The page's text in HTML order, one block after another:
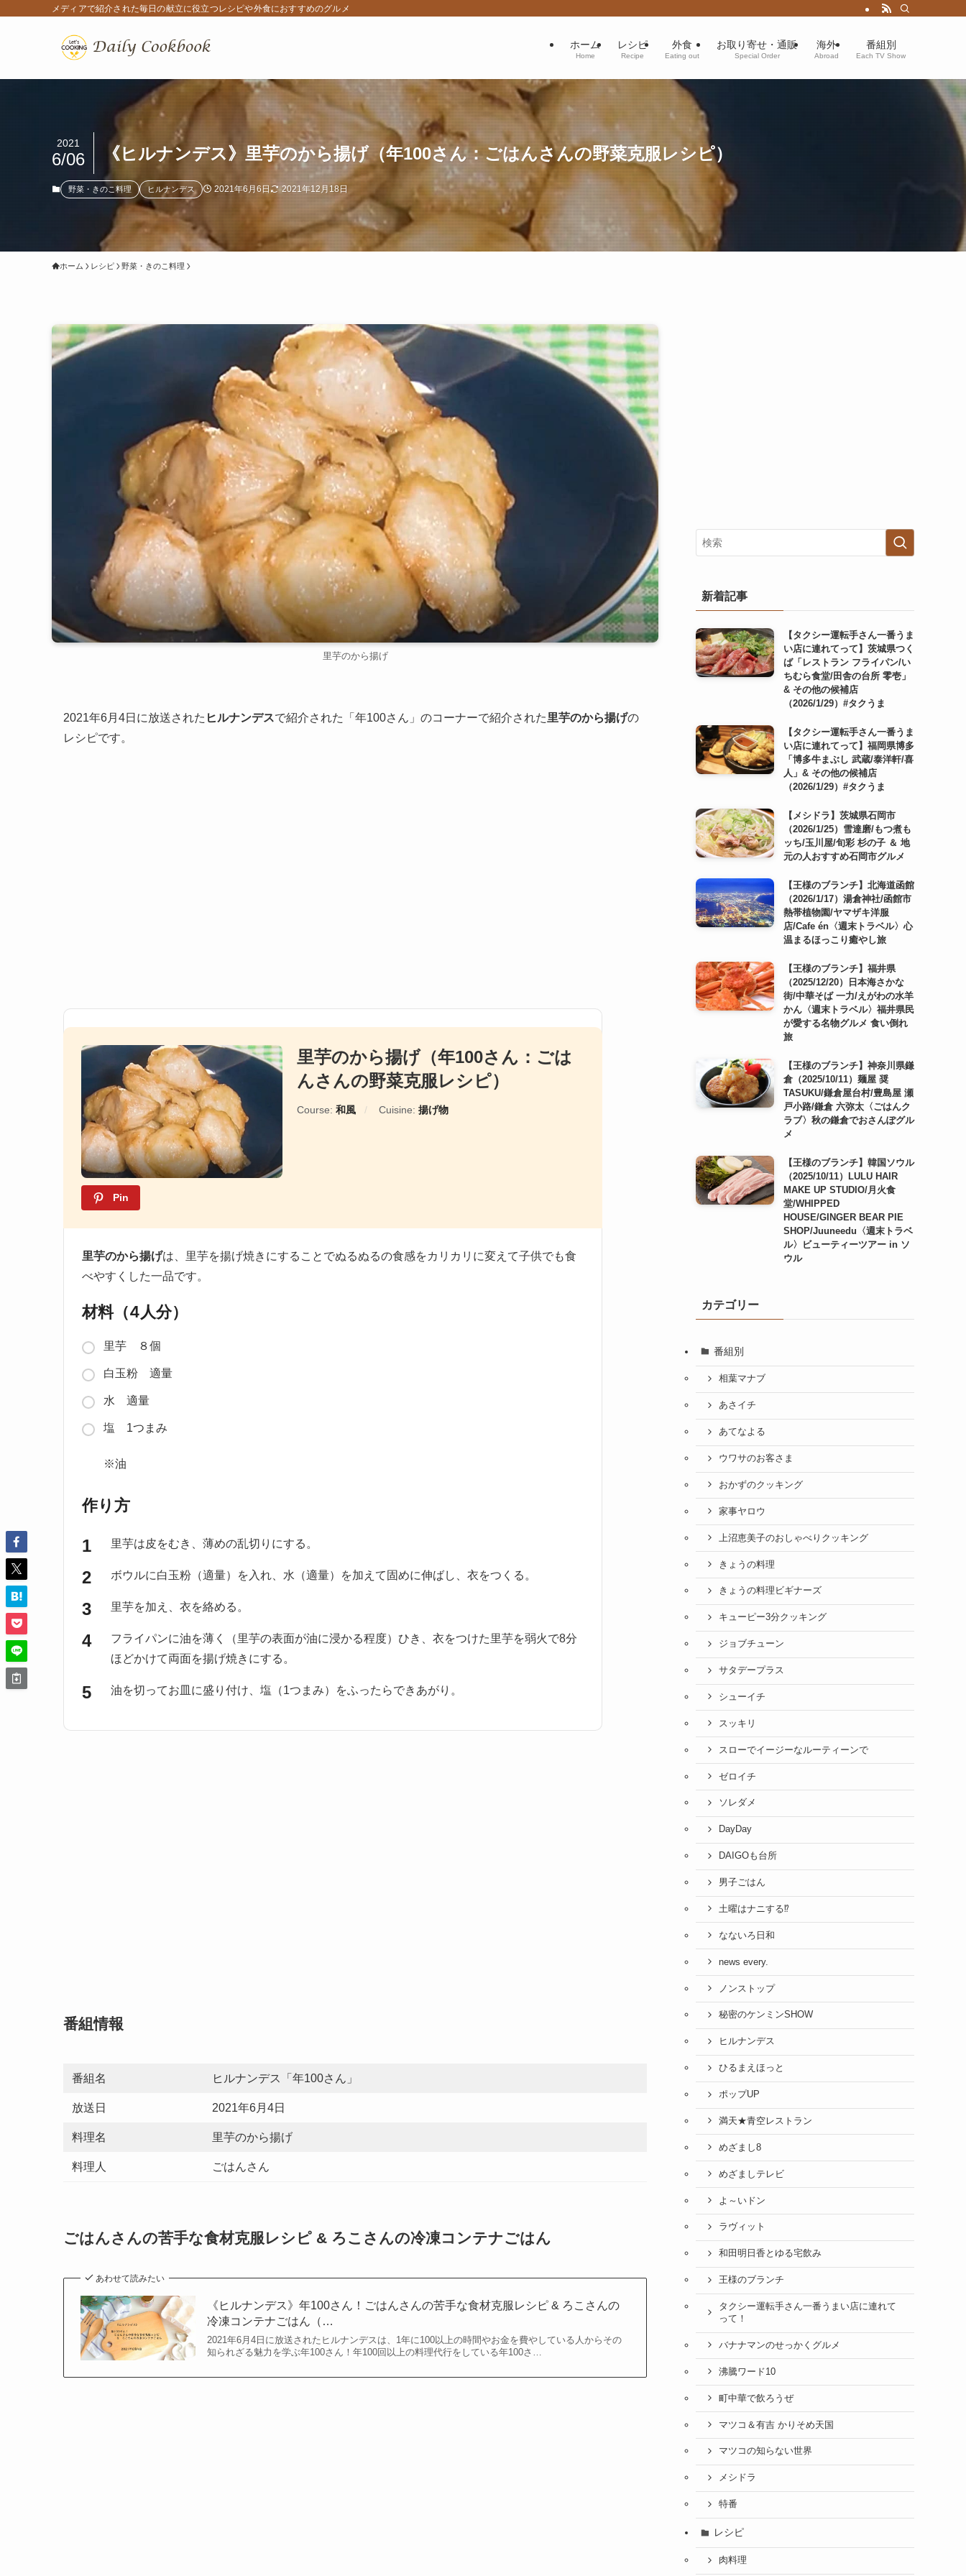
メディアで紹介された毎日の献立に役立つレシピや外食におすすめのグルメ
ホーム
Home
レシピ
Recipe
外食
Eating out
お取り寄せ・通販
Special Order
海外
Abroad
番組別
Each TV Show
《ヒルナンデス》里芋のから揚げ（年100さん：ごはんさんの野菜克服レシピ）
2021
6/06
野菜・きのこ料理 ヒルナンデス 2021年6月6日 2021年12月18日
ホーム レシピ 野菜・きのこ料理
里芋のから揚げ
2021年6月4日に放送された ヒルナンデスで紹介された「年100さん」のコーナーで紹介された里芋のから揚げの
レシピです。
Pin
里芋のから揚げ（年100さん：ごは
んさんの野菜克服レシピ）
Course: 和風 Cuisine: 揚げ物
里芋のから揚げは、里芋を揚げ焼きにすることでぬるぬるの食感をカリカリに変えて子供でも食
べやすくした一品です。
材料（4人分）
里芋 ８個
白玉粉 適量
水 適量
塩 1つまみ
※油
作り方
里芋は皮をむき、薄めの乱切りにする。
ボウルに白玉粉（適量）を入れ、水（適量）を加えて固めに伸ばし、衣をつくる。
里芋を加え、衣を絡める。
フライパンに油を薄く（里芋の表面が油に浸かる程度）ひき、衣をつけた里芋を弱火で8分
ほどかけて両面を揚げ焼きにする。
油を切ってお皿に盛り付け、塩（1つまみ）をふったらできあがり。
番組情報
番組名 ヒルナンデス「年100さん」
放送日 2021年6月4日
料理名 里芋のから揚げ
料理人 ごはんさん
ごはんさんの苦手な食材克服レシピ & ろこさんの冷凍コンテナごはん
あわせて読みたい
《ヒルナンデス》年100さん！ごはんさんの苦手な食材克服レシピ & ろこさんの
冷凍コンテナごはん（…
2021年6月4日に放送されたヒルナンデスは、1年に100以上の時間やお金を費やしている人からその
知られざる魅力を学ぶ年100さん！年100回以上の料理代行をしている年100さ…
新着記事
【タクシー運転手さん一番うま
い店に連れてって】茨城県つく
ば「レストラン フライパン/い
ちむら食堂/田舎の台所 零壱」
& その他の候補店
（2026/1/29）#タクうま
【タクシー運転手さん一番うま
い店に連れてって】福岡県博多
「博多牛まぶし 武蔵/泰洋軒/喜
人」& その他の候補店
（2026/1/29）#タクうま
【メシドラ】茨城県石岡市
（2026/1/25）雪達磨/もつ煮も
ッち/玉川屋/旬彩 杉の子 ＆ 地
元の人おすすめ石岡市グルメ
【王様のブランチ】北海道函館
（2026/1/17）湯倉神社/函館市
熱帯植物園/ヤマザキ洋服
店/Cafe én〈週末トラベル〉心
温まるほっこり癒やし旅
【王様のブランチ】福井県
（2025/12/20）日本海さかな
街/中華そば 一力/えがわの水羊
かん〈週末トラベル〉福井県民
が愛する名物グルメ 食い倒れ
旅
【王様のブランチ】神奈川県鎌
倉（2025/10/11）麺屋 奨
TASUKU/鎌倉屋台村/豊島屋 瀬
戸小路/鎌倉 六弥太〈ごはんク
ラブ〉秋の鎌倉でおさんぽグル
メ
【王様のブランチ】韓国ソウル
（2025/10/11）LULU HAIR
MAKE UP STUDIO/月火食
堂/WHIPPED
HOUSE/GINGER BEAR PIE
SHOP/Juuneedu〈週末トラベ
ル〉ビューティーツアー in ソ
ウル
カテゴリー
番組別
相葉マナブ
あさイチ
あてなよる
ウワサのお客さま
おかずのクッキング
家事ヤロウ
上沼恵美子のおしゃべりクッキング
きょうの料理
きょうの料理ビギナーズ
キューピー3分クッキング
ジョブチューン
サタデープラス
シューイチ
スッキリ
スローでイージーなルーティーンで
ゼロイチ
ソレダメ
DayDay
DAIGOも台所
男子ごはん
土曜はナニする⁉
なないろ日和
news every.
ノンストップ
秘密のケンミンSHOW
ヒルナンデス
ひるまえほっと
ポップUP
満天★青空レストラン
めざまし8
めざましテレビ
よ～いドン
ラヴィット
和田明日香とゆる宅飲み
王様のブランチ
タクシー運転手さん一番うまい店に連れて
って！
バナナマンのせっかくグルメ
沸騰ワード10
町中華で飲ろうぜ
マツコ＆有吉 かりそめ天国
マツコの知らない世界
メシドラ
特番
レシピ
肉料理